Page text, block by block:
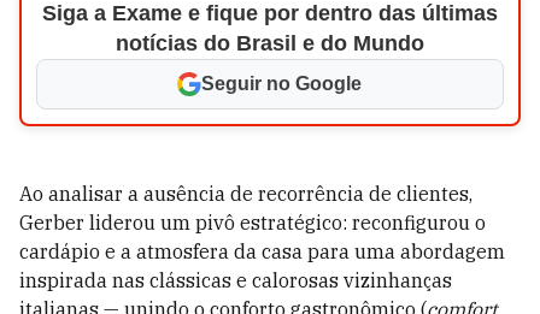
Siga a Exame e fique por dentro das últimas
notícias do Brasil e do Mundo
Seguir no Google
Ao analisar a ausência de recorrência de clientes,
Gerber liderou um pivô estratégico: reconfigurou o
cardápio e a atmosfera da casa para uma abordagem
inspirada nas clássicas e calorosas vizinhanças
italianas — unindo o conforto gastronômico (comfort